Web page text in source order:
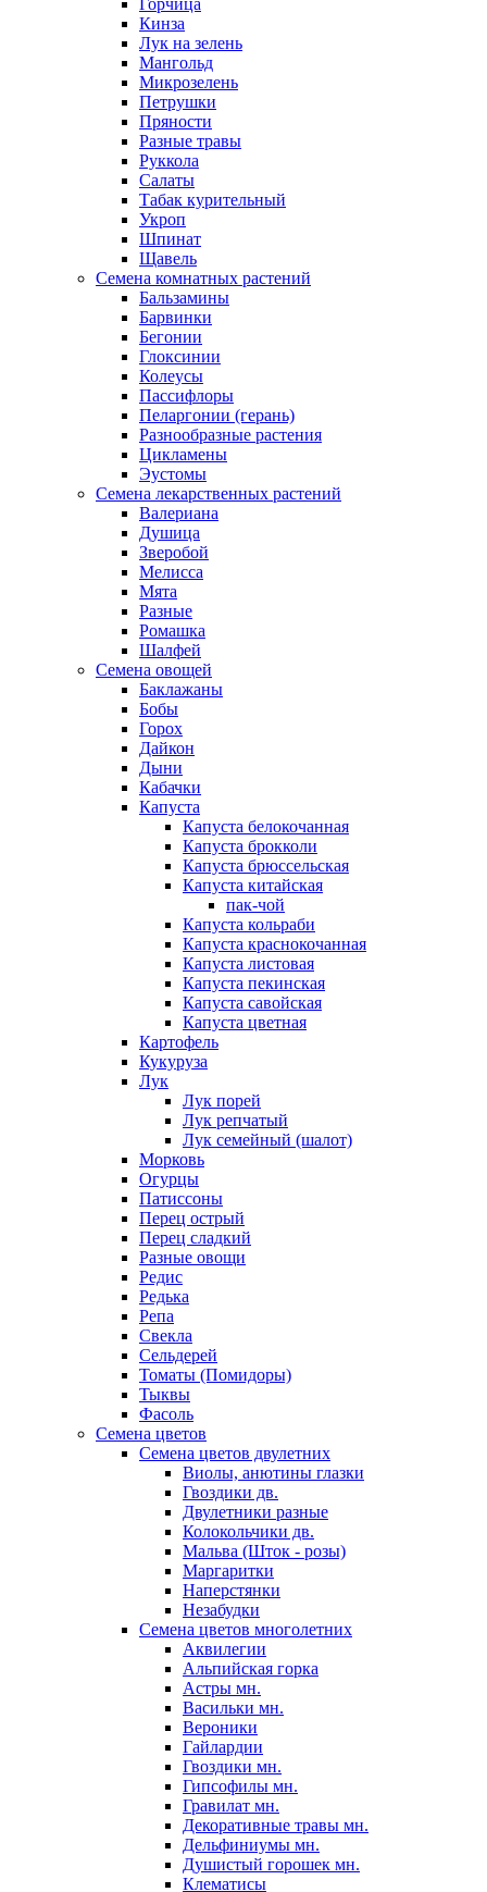
Горчица
Кинза
Лук на зелень
Мангольд
Микрозелень
Петрушки
Пряности
Разные травы
Руккола
Салаты
Табак курительный
Укроп
Шпинат
Щавель
Семена комнатных растений
Бальзамины
Барвинки
Бегонии
Глоксинии
Колеусы
Пассифлоры
Пеларгонии (герань)
Разнообразные растения
Цикламены
Эустомы
Семена лекарственных растений
Валериана
Душица
Зверобой
Мелисса
Мята
Разные
Ромашка
Шалфей
Семена овощей
Баклажаны
Бобы
Горох
Дайкон
Дыни
Кабачки
Капуста
Капуста белокочанная
Капуста брокколи
Капуста брюссельская
Капуста китайская
пак-чой
Капуста кольраби
Капуста краснокочанная
Капуста листовая
Капуста пекинская
Капуста савойская
Капуста цветная
Картофель
Кукуруза
Лук
Лук порей
Лук репчатый
Лук семейный (шалот)
Морковь
Огурцы
Патиссоны
Перец острый
Перец сладкий
Разные овощи
Редис
Редька
Репа
Свекла
Сельдерей
Томаты (Помидоры)
Тыквы
Фасоль
Семена цветов
Семена цветов двулетних
Виолы, анютины глазки
Гвоздики дв.
Двулетники разные
Колокольчики дв.
Мальва (Шток - розы)
Маргаритки
Наперстянки
Незабудки
Семена цветов многолетних
Аквилегии
Альпийская горка
Астры мн.
Васильки мн.
Вероники
Гайлардии
Гвоздики мн.
Гипсофилы мн.
Гравилат мн.
Декоративные травы мн.
Дельфиниумы мн.
Душистый горошек мн.
Клематисы